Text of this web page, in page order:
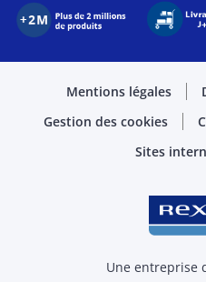
Mentions légales
Gestion des cookies
Sites
Une entreprise